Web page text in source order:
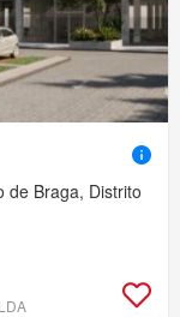
de Braga, Distrito